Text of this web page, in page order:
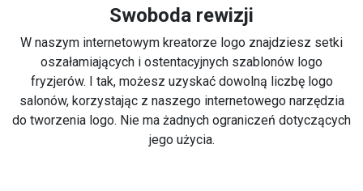
Swoboda rewizji
W naszym internetowym kreatorze logo znajdziesz setki
oszałamiających i ostentacyjnych szablonów logo
fryzjerów. I tak, możesz uzyskać dowolną liczbę logo
salonów, korzystając z naszego internetowego narzędzia
do tworzenia logo. Nie ma żadnych ograniczeń dotyczących
jego użycia.